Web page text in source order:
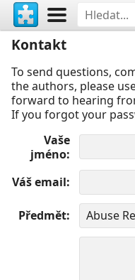
Kontakt
To send questions,
the authors, please
forward to hearing
If you forgot your
Vaše
jméno
Váš email
Předmět